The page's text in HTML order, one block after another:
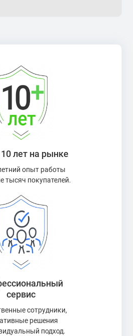
лет на рынке
опыт работы
тысяч покупателей.
сервис
сотрудники,
решения
подход.